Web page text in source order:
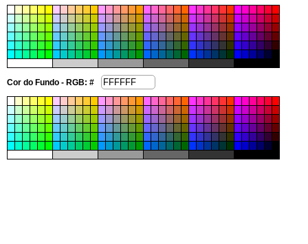
Cor do Fundo - RGB: #